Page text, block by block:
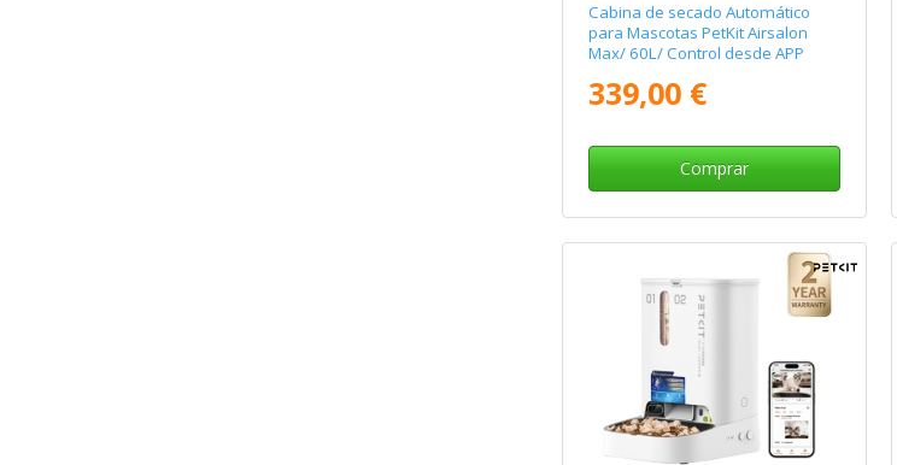
Cabina de secado Automático
para Mascotas PetKit Airsalon
Max/ 60L/ Control desde APP
339,00 €
Comprar